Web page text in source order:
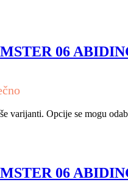
06
varijanti. Opcije se mogu
06